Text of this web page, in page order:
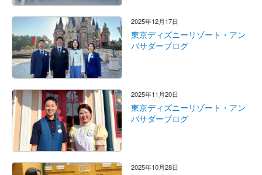
2025年12月17日
東京ディズニーリゾート・アン
バサダーブログ
2025年11月20日
東京ディズニーリゾート・アン
バサダーブログ
2025年10月28日